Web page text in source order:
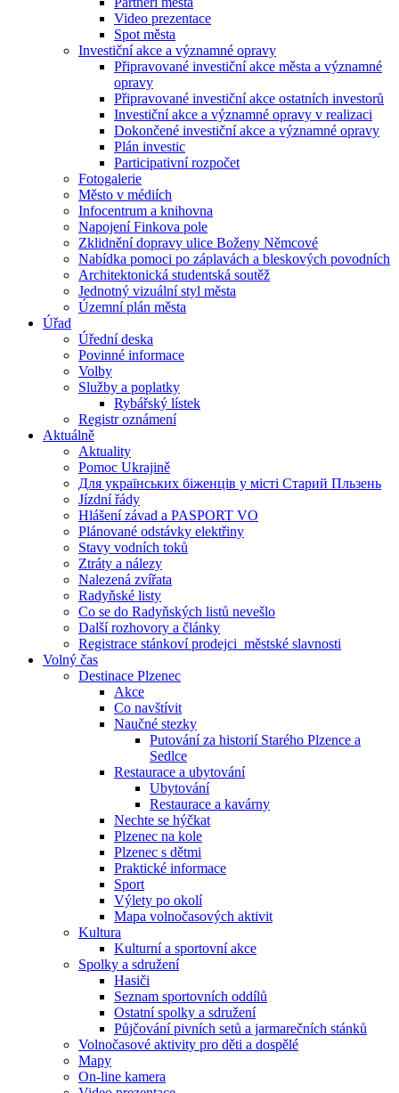
Video prezentace
Spot města
Investiční akce a významné opravy
Připravované investiční akce města a významné
opravy
Připravované investiční akce ostatních investorů
Investiční akce a významné opravy v realizaci
Dokončené investiční akce a významné opravy
Plán investic
Participativní rozpočet
Fotogalerie
Město v médiích
Infocentrum a knihovna
Napojení Finkova pole
Zklidnění dopravy ulice Boženy Němcové
Nabídka pomoci po záplavách a bleskových povodních
Architektonická studentská soutěž
Jednotný vizuální styl města
Územní plán města
Úřad
Úřední deska
Povinné informace
Volby
Služby a poplatky
Rybářský lístek
Registr oznámení
Aktuálně
Aktuality
Pomoc Ukrajině
Для українських біженців у місті Старий Пльзень
Jízdní řády
Hlášení závad a PASPORT VO
Plánované odstávky elektřiny
Stavy vodních toků
Ztráty a nálezy
Nalezená zvířata
Radyňské listy
Co se do Radyňských listů nevešlo
Další rozhovory a články
Registrace stánkoví prodejci_městské slavnosti
Volný čas
Destinace Plzenec
Akce
Co navštívit
Naučné stezky
Putování za historií Starého Plzence a
Sedlce
Restaurace a ubytování
Ubytování
Restaurace a kavárny
Nechte se hýčkat
Plzenec na kole
Plzenec s dětmi
Praktické informace
Sport
Výlety po okolí
Mapa volnočasových aktivit
Kultura
Kulturní a sportovní akce
Spolky a sdružení
Hasiči
Seznam sportovních oddílů
Ostatní spolky a sdružení
Půjčování pivních setů a jarmarečních stánků
Volnočasové aktivity pro děti a dospělé
Mapy
On-line kamera